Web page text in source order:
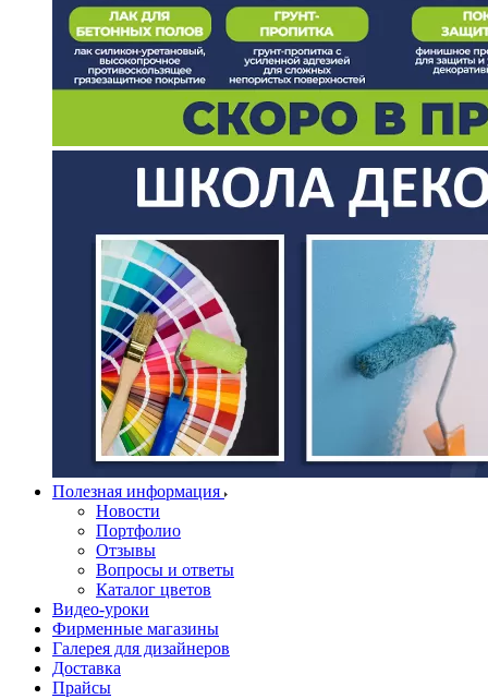
Полезная информация
Новости
Портфолио
Отзывы
Вопросы и ответы
Каталог цветов
Видео-уроки
Фирменные магазины
Галерея для дизайнеров
Доставка
Прайсы